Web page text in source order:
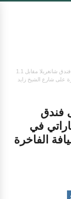
إيه إتش إس العقارية تستحوذ على فندق شانغريلا مقابل 1.1
على شارع الشيخ زايد
فندق
إماراتي في
الفاخرة